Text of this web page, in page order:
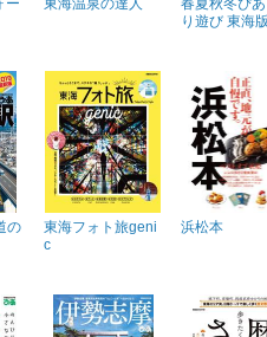
ー
東海温泉の達人
春夏秋冬ぴ
り遊び 東海
の
東海フォト旅geni
c
浜松本